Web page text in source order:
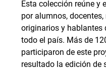
Esta colección reúne y
por alumnos,
originarios y hablantes
todo el país. Más de
participaron de este
resultado la edición de